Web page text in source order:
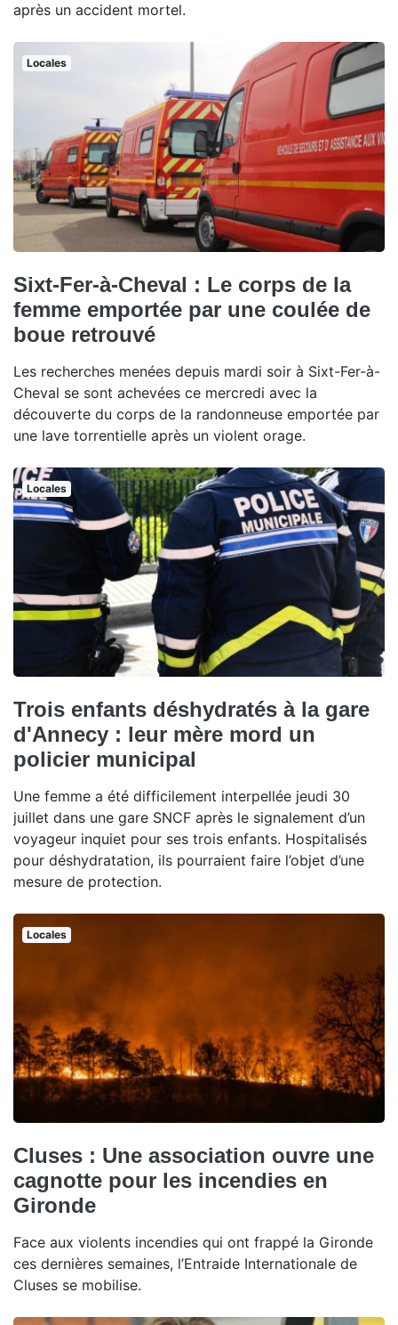
après un accident mortel.
Locales
Sixt-Fer-à-Cheval : Le corps de la
femme emportée par une coulée de
boue retrouvé
Les recherches menées depuis mardi soir à Sixt-Fer-à-
Cheval se sont achevées ce mercredi avec la
découverte du corps de la randonneuse emportée par
une lave torrentielle après un violent orage.
Locales
Trois enfants déshydratés à la gare
d'Annecy : leur mère mord un
policier municipal
Une femme a été difficilement interpellée jeudi 30
juillet dans une gare SNCF après le signalement d’un
voyageur inquiet pour ses trois enfants. Hospitalisés
pour déshydratation, ils pourraient faire l’objet d’une
mesure de protection.
Locales
Cluses : Une association ouvre une
cagnotte pour les incendies en
Gironde
Face aux violents incendies qui ont frappé la Gironde
ces dernières semaines, l’Entraide Internationale de
Cluses se mobilise.